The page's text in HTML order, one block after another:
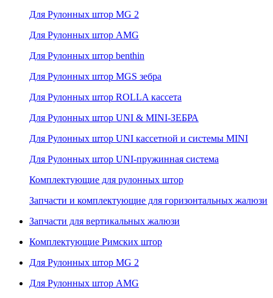
Для Рулонных штор MG 2
Для Рулонных штор AMG
Для Рулонных штор benthin
Для Рулонных штор MGS зебра
Для Рулонных штор ROLLA кассета
Для Рулонных штор UNI & MINI-ЗЕБРА
Для Рулонных штор UNI кассетной и системы MINI
Для Рулонных штор UNI-пружинная система
Комплектующие для рулонных штор
Запчасти и комплектующие для горизонтальных жалюзи
Запчасти для вертикальных жалюзи
Комплектующие Римских штор
Для Рулонных штор MG 2
Для Рулонных штор AMG